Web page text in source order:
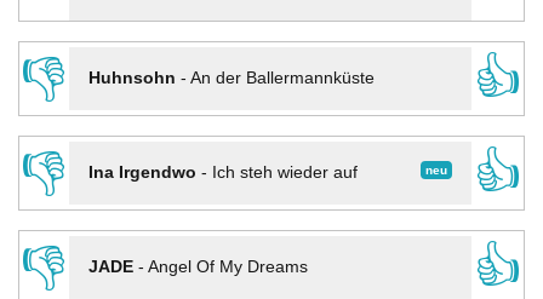
👎
Huhnsohn - An der Ballermannküste
👍
👎
neu
Ina Irgendwo - Ich steh wieder auf
👍
👎
JADE- Angel Of My Dreams
👍